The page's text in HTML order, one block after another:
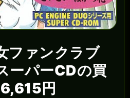
ファンクラブ
ーパーCDの買
円